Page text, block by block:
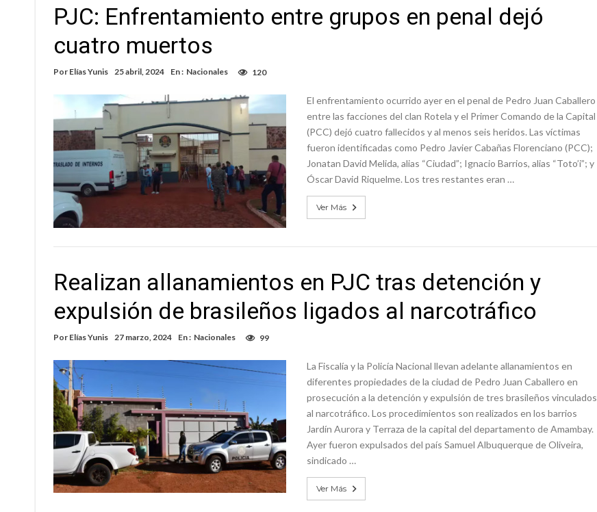
PJC: Enfrentamiento entre grupos en penal dejó
cuatro muertos
Por Elías Yunis 25 abril, 2024 En : Nacionales 120
El enfrentamiento ocurrido ayer en el penal de Pedro Juan Caballero
entre las facciones del clan Rotela y el Primer Comando de la Capital
(PCC) dejó cuatro fallecidos y al menos seis heridos. Las víctimas
fueron identificadas como Pedro Javier Cabañas Florenciano (PCC);
Jonatan David Melida, alias “Ciudad”; Ignacio Barrios, alias “Toto’i”; y
Óscar David Riquelme. Los tres restantes eran …
Ver Más
Realizan allanamientos en PJC tras detención y
expulsión de brasileños ligados al narcotráfico
Por Elías Yunis 27 marzo, 2024 En : Nacionales 99
La Fiscalía y la Policía Nacional llevan adelante allanamientos en
diferentes propiedades de la ciudad de Pedro Juan Caballero en
prosecución a la detención y expulsión de tres brasileños vinculados
al narcotráfico. Los procedimientos son realizados en los barrios
Jardín Aurora y Terraza de la capital del departamento de Amambay.
Ayer fueron expulsados del país Samuel Albuquerque de Oliveira,
sindicado …
Ver Más